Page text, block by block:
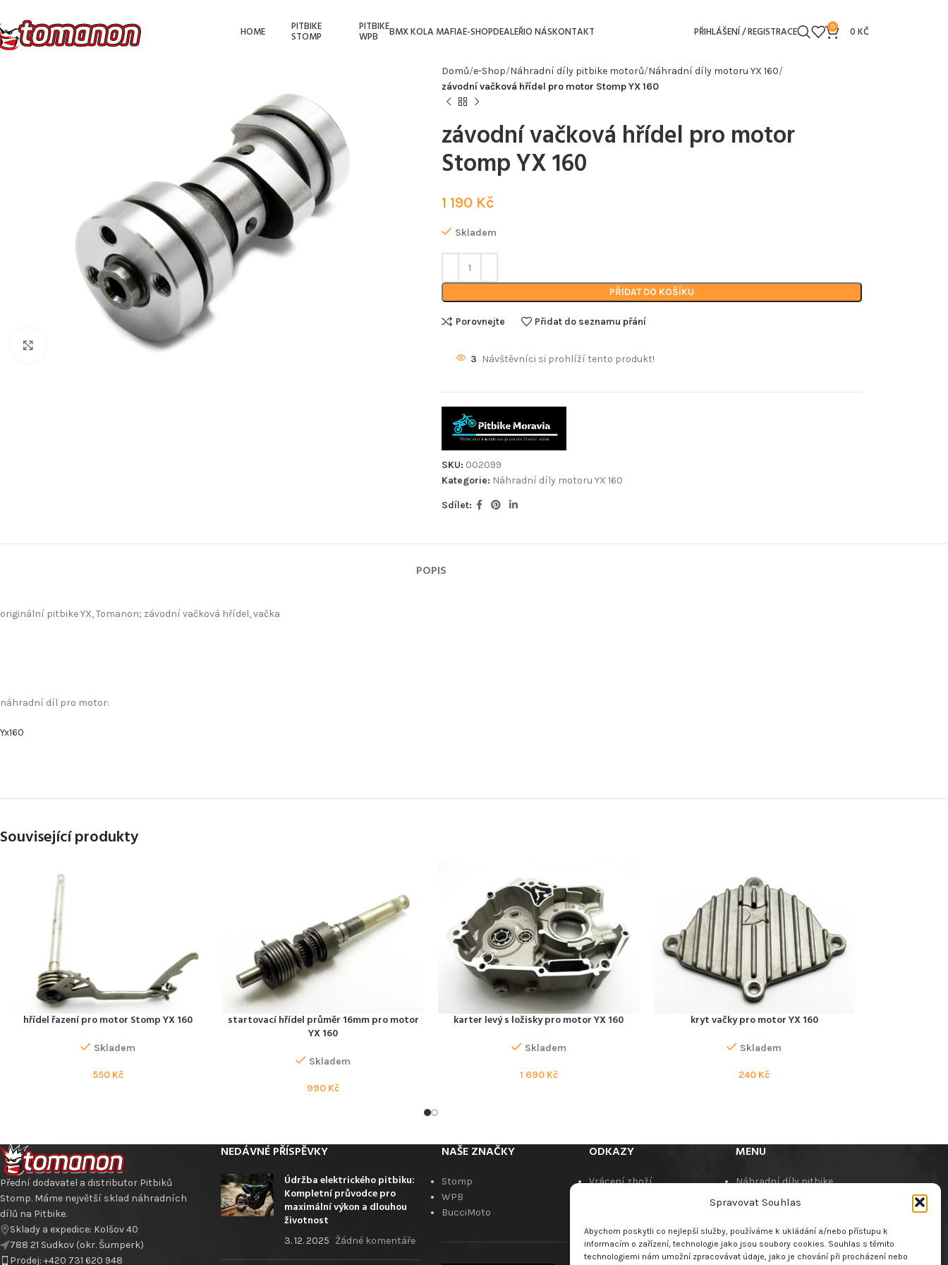
Spravovat Souhlas
Abychom poskytli co nejlepší služby, používáme k ukládání a/nebo přístupu k
informacím o zařízení, technologie jako jsou soubory cookies. Souhlas s těmito
technologiemi nám umožní zpracovávat údaje, jako je chování při procházení nebo
HOME PITBIKE
STOMP
PITBIKE
WPB BMX KOLA MAFIAE-SHOPDEALEŘIO NÁSKONTAKT PŘIHLÁŠENÍ / REGISTRACE 0 0KČ
Domů e-Shop Náhradní díly pitbike motorů Náhradní díly motoru YX 160
závodní vačková hřídel pro motor Stomp YX 160
závodní vačková hřídel pro motor
Stomp YX 160
1 190 Kč
Skladem
PŘIDAT DO KOŠÍKU
Porovnejte Přidat do seznamu přání
3 Návštěvníci si prohlíží tento produkt!
SKU: 002099
Kategorie: Náhradní díly motoru YX 160
Sdílet:
POPIS
originální pitbike YX, Tomanon; závodní vačková hřídel, vačka
náhradní díl pro motor:
Yx160
Související produkty
PŘIDAT DO KOŠÍKU
hřídel řazení pro motor Stomp YX 160
Skladem
550 Kč
PŘIDAT DO KOŠÍKU
startovací hřídel průměr 16mm pro motor
YX 160
Skladem
990 Kč
PŘIDAT DO KOŠÍKU
karter levý s ložisky pro motor YX 160
Skladem
1 690 Kč
PŘIDAT DO KOŠÍKU
kryt vačky pro motor YX 160
Skladem
240 Kč
Přední dodavatel a distributor Pitbiků
Stomp. Máme největší sklad náhradních
dílů na Pitbike.
Sklady a expedice: Kolšov 40
788 21 Sudkov (okr. Šumperk)
Prodej: +420 731 620 948
NEDÁVNÉ PŘÍSPĚVKY
Údržba elektrického pitbiku:
Kompletní průvodce pro
maximální výkon a dlouhou
životnost
3. 12. 2025 Žádné komentáře
NAŠE ZNAČKY
Stomp
WPB
BucciMoto
ODKAZY
Vrácení zboží
Blog
Zpětný odběr výrobků s
ukončenou životností
MENU
Náhradní díly pitbike
Náhradní díly pitbike
O nás
Dealeři
Kontaktujte nás